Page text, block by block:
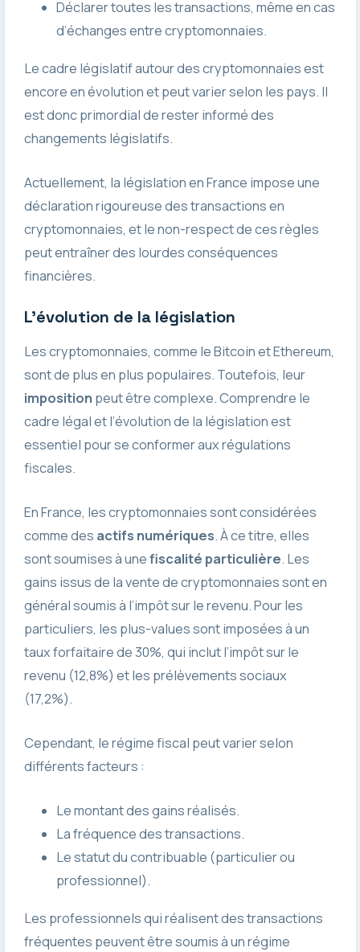
Déclarer toutes les transactions, même en cas
d’échanges entre cryptomonnaies.
Le cadre législatif autour des cryptomonnaies est
encore en évolution et peut varier selon les pays. Il
est donc primordial de rester informé des
changements législatifs.
Actuellement, la législation en France impose une
déclaration rigoureuse des transactions en
cryptomonnaies, et le non-respect de ces règles
peut entraîner des lourdes conséquences
financières.
L’évolution de la législation
Les cryptomonnaies, comme le Bitcoin et Ethereum,
sont de plus en plus populaires. Toutefois, leur
imposition peut être complexe. Comprendre le
cadre légal et l’évolution de la législation est
essentiel pour se conformer aux régulations
fiscales.
En France, les cryptomonnaies sont considérées
comme des actifs numériques. À ce titre, elles
sont soumises à unefiscalité particulière. Les
gains issus de la vente de cryptomonnaies sont en
général soumis à l’impôt sur le revenu. Pour les
particuliers, les plus-values sont imposées à un
taux forfaitaire de 30%, qui inclut l’impôt sur le
revenu (12,8%) et les prélèvements sociaux
(17,2%).
Cependant, le régime fiscal peut varier selon
différents facteurs :
Le montant des gains réalisés.
La fréquence des transactions.
Le statut du contribuable (particulier ou
professionnel).
Les professionnels qui réalisent des transactions
fréquentes peuvent être soumis à un régime